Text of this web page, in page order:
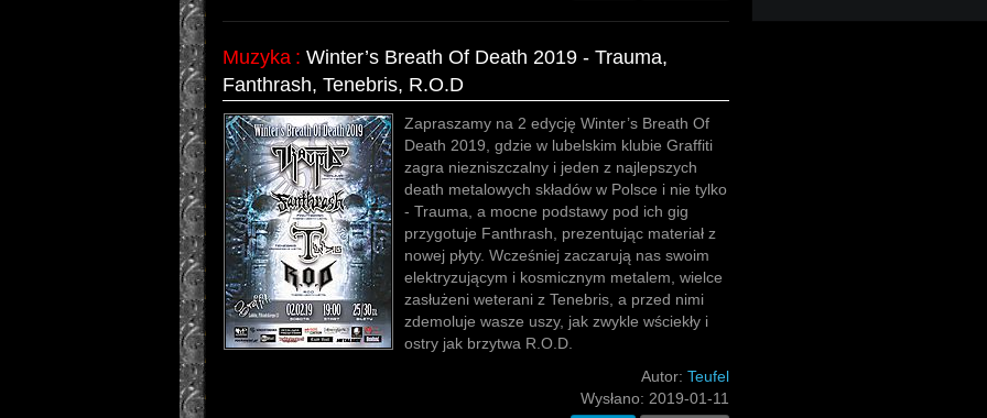
Muzyka : Winter’s Breath Of Death 2019 - Trauma,
Fanthrash, Tenebris, R.O.D
Zapraszamy na 2 edycję Winter’s Breath Of
Death 2019, gdzie w lubelskim klubie Graffiti
zagra niezniszczalny i jeden z najlepszych
death metalowych składów w Polsce i nie tylko
- Trauma, a mocne podstawy pod ich gig
przygotuje Fanthrash, prezentując materiał z
nowej płyty. Wcześniej zaczarują nas swoim
elektryzującym i kosmicznym metalem, wielce
zasłużeni weterani z Tenebris, a przed nimi
zdemoluje wasze uszy, jak zwykle wściekły i
ostry jak brzytwa R.O.D.
Autor: Teufel
Wysłano: 2019-01-11